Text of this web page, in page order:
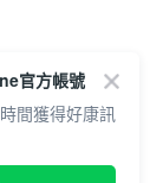
官方帳號
間獲得好康訊